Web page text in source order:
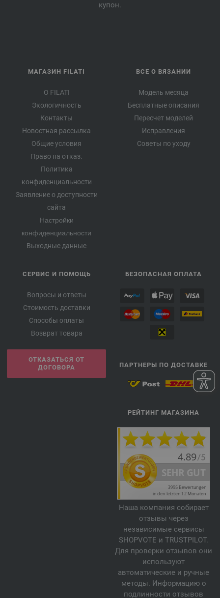
купон.
МАГАЗИН FILATI
О FILATI
Экологичность
Контакты
Новостная рассылка
Общие условия
Право на отказ.
Политика
конфиденциальности
Заявление о доступности
сайта
Настройки
конфиденциальности
Выходные данные
ВСЕ О ВЯЗАНИИ
Модель месяца
Бесплатные описания
Пересчет моделей
Исправления
Советы по уходу
СЕРВИС И ПОМОЩЬ
Вопросы и ответы
Стоимость доставки
Способы оплаты
Возврат товара
ОТКАЗАТЬСЯ ОТ
ДОГОВОРА
БЕЗОПАСНАЯ ОПЛАТА
ПАРТНЕРЫ ПО ДОСТАВКЕ
РЕЙТИНГ МАГАЗИНА
Наша компания собирает
отзывы через
независимые сервисы
SHOPVOTE и TRUSTPILOT.
Для проверки отзывов они
используют
автоматические и ручные
методы. Информацию о
подлинности отзывов